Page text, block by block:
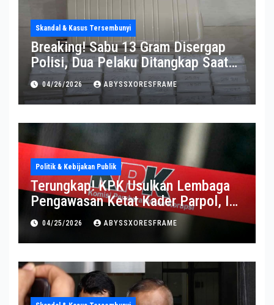
Skandal & Kasus Tersembunyi
Breaking! Sabu 13 Gram Disergap
Polisi, Dua Pelaku Ditangkap Saat
Operasi Berlangsung Di Tempat
04/26/2026 ABYSSXORESFRAME
Politik & Kebijakan Publik
Terungkap! KPK Usulkan Lembaga
Pengawasan Ketat Kader Parpol, Ini
Alasannya
04/25/2026 ABYSSXORESFRAME